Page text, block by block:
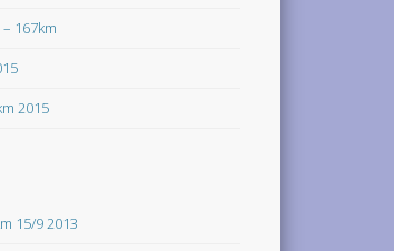
167km
2015
15/9 2013